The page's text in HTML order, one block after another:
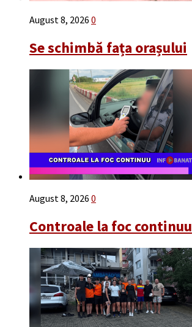
August 8, 2026 0
Se schimbă fața orașului
August 8, 2026 0
Controale la foc continuu